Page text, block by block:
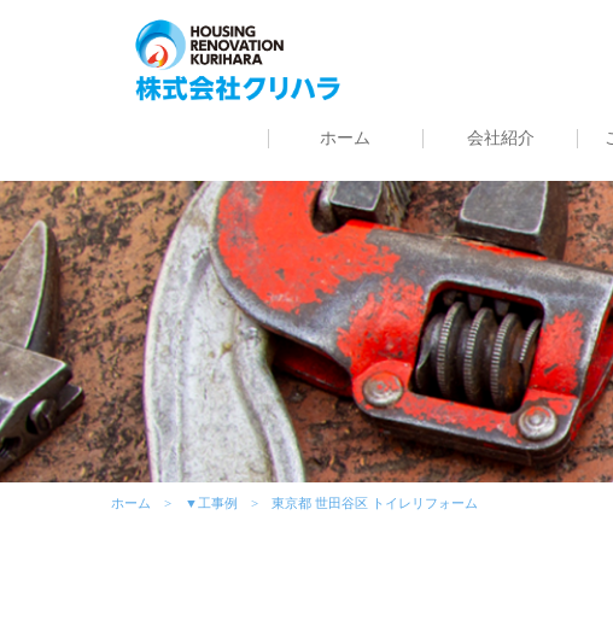
ホーム 会社紹介
ホーム ▼工事例 東京都 世田谷区 トイレリフォーム